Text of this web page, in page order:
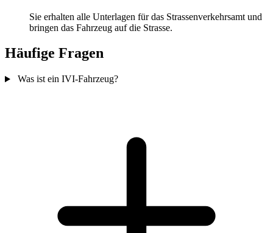
Sie erhalten alle Unterlagen für das Strassenverkehrsamt und
bringen das Fahrzeug auf die Strasse.
Häufige Fragen
Was ist ein IVI-Fahrzeug?